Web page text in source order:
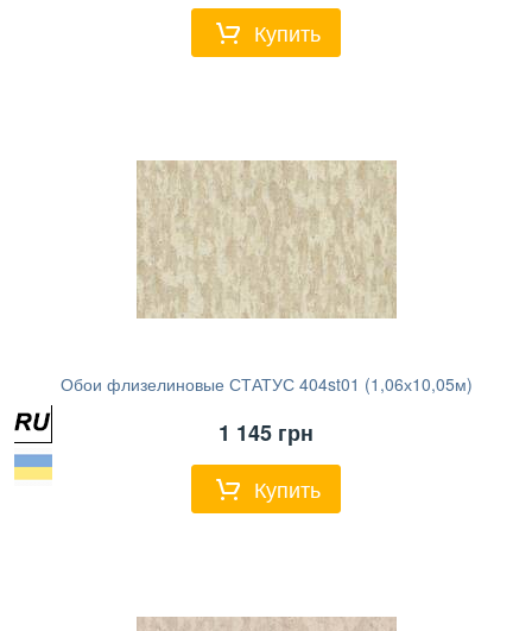
Купить
Обои флизелиновые СТАТУС 404st01 (1,06х10,05м)
1 145 грн
Купить